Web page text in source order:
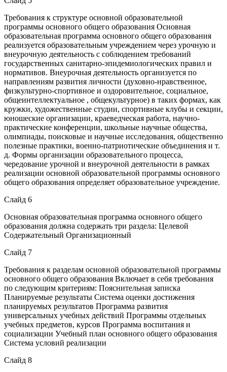
Требования к структуре основной образовательной
программы основного общего образования Основная
образовательная программа основного общего образования
реализуется образовательным учреждением через урочную и
внеурочную деятельность с соблюдением требований
государственных санитарно-эпидемиологических правил и
нормативов. Внеурочная деятельность организуется по
направлениям развития личности (духовно-нравственное,
физкультурно-спортивное и оздоровительное, социальное,
общеинтеллектуальное , общекультурное) в таких формах, как
кружки, художественные студии, спортивные клубы и секции,
юношеские организации, краеведческая работа, научно-
практические конференции, школьные научные общества,
олимпиады, поисковые и научные исследования, общественно
полезные практики, военно-патриотические объединения и т.
д. Формы организации образовательного процесса,
чередование урочной и внеурочной деятельности в рамках
реализации основной образовательной программы основного
общего образования определяет образовательное учреждение.
Слайд 6
Основная образовательная программа основного общего
образования должна содержать три раздела: Целевой
Содержательный Организационный
Слайд 7
Требования к разделам основной образовательной программы
основного общего образования Включает в себя требования
по следующим критериям: Пояснительная записка
Планируемые результаты Система оценки достижения
планируемых результатов Программа развития
универсальных учебных действий Программы отдельных
учебных предметов, курсов Программа воспитания и
социализации Учебный план основного общего образования
Система условий реализации
Слайд 8